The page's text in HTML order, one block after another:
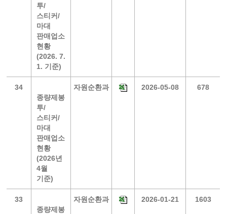
투/
스티커/
마대
판매업소
현황
(2026. 7.
1. 기준)
34
종량제봉
투/
스티커/
마대
판매업소
현황
(2026년
4월
기준)
자원순환과 2026-05-08 678
33
종량제봉
자원순환과 2026-01-21 1603